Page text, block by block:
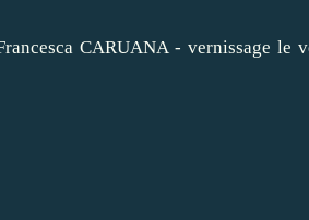
CARUANA - vernissage le